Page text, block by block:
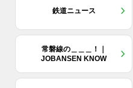
鉄道ニュース
常磐線の＿＿＿！｜
JOBANSEN KNOW